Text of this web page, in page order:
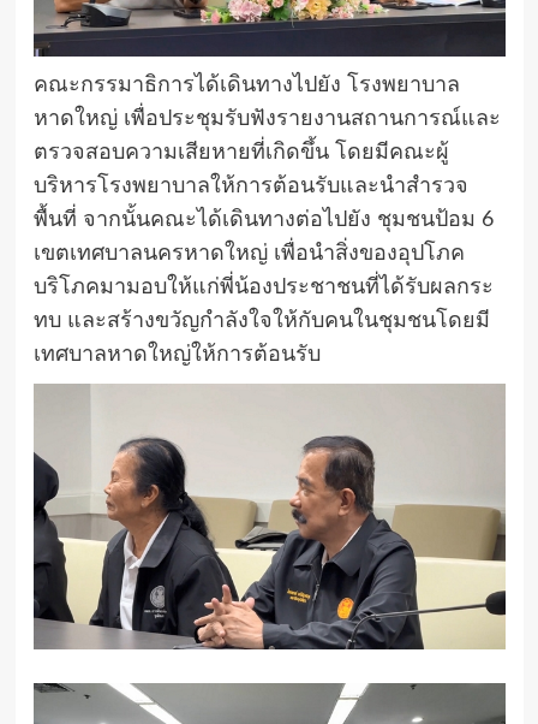
คณะกรรมาธิการได้เดินทางไปยัง โรงพยาบาล
หาดใหญ่ เพื่อประชุมรับฟังรายงานสถานการณ์และ
ตรวจสอบความเสียหายที่เกิดขึ้น โดยมีคณะผู้
บริหารโรงพยาบาลให้การต้อนรับและนำสำรวจ
พื้นที่ จากนั้นคณะได้เดินทางต่อไปยัง ชุมชนป้อม 6
เขตเทศบาลนครหาดใหญ่ เพื่อนำสิ่งของอุปโภค
บริโภคมามอบให้แก่พี่น้องประชาชนที่ได้รับผลกระ
ทบ และสร้างขวัญกำลังใจให้กับคนในชุมชนโดยมี
เทศบาลหาดใหญ่ให้การต้อนรับ